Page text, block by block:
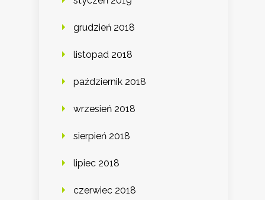
grudzień 2018
listopad 2018
październik 2018
wrzesień 2018
sierpień 2018
lipiec 2018
czerwiec 2018